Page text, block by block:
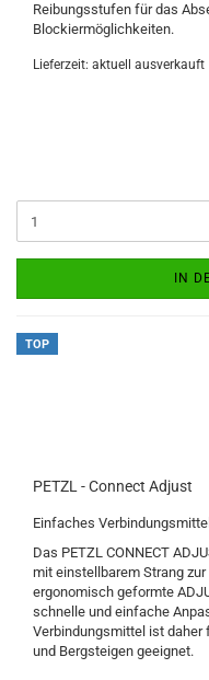
Reibungsstufen für das
Blockiermöglichkeiten.
Lieferzeit: aktuell ausverkauft
IN
TOP
PETZL - Connect Adjust
Einfaches
Das PETZL CONNECT
mit einstellbarem Strang
ergonomisch geformte
schnelle und einfache
Verbindungsmittel ist daher
und Bergsteigen geeignet.